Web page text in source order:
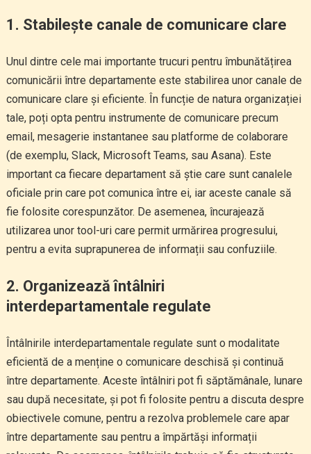
1. Stabilește canale de comunicare clare
Unul dintre cele mai importante trucuri pentru îmbunătățirea
comunicării între departamente este stabilirea unor canale de
comunicare clare și eficiente. În funcție de natura organizației
tale, poți opta pentru instrumente de comunicare precum
email, mesagerie instantanee sau platforme de colaborare
(de exemplu, Slack, Microsoft Teams, sau Asana). Este
important ca fiecare departament să știe care sunt canalele
oficiale prin care pot comunica între ei, iar aceste canale să
fie folosite corespunzător. De asemenea, încurajează
utilizarea unor tool-uri care permit urmărirea progresului,
pentru a evita suprapunerea de informații sau confuziile.
2. Organizează întâlniri
interdepartamentale regulate
Întâlnirile interdepartamentale regulate sunt o modalitate
eficientă de a menține o comunicare deschisă și continuă
între departamente. Aceste întâlniri pot fi săptămânale, lunare
sau după necesitate, și pot fi folosite pentru a discuta despre
obiectivele comune, pentru a rezolva problemele care apar
între departamente sau pentru a împărtăși informații